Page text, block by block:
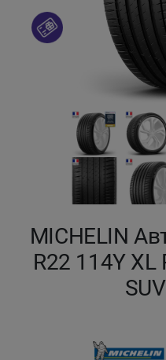
MICHELIN
R22 114Y XL
Кокшетау
Кызылорда
Петропавловск
Семей
Талдыкорган